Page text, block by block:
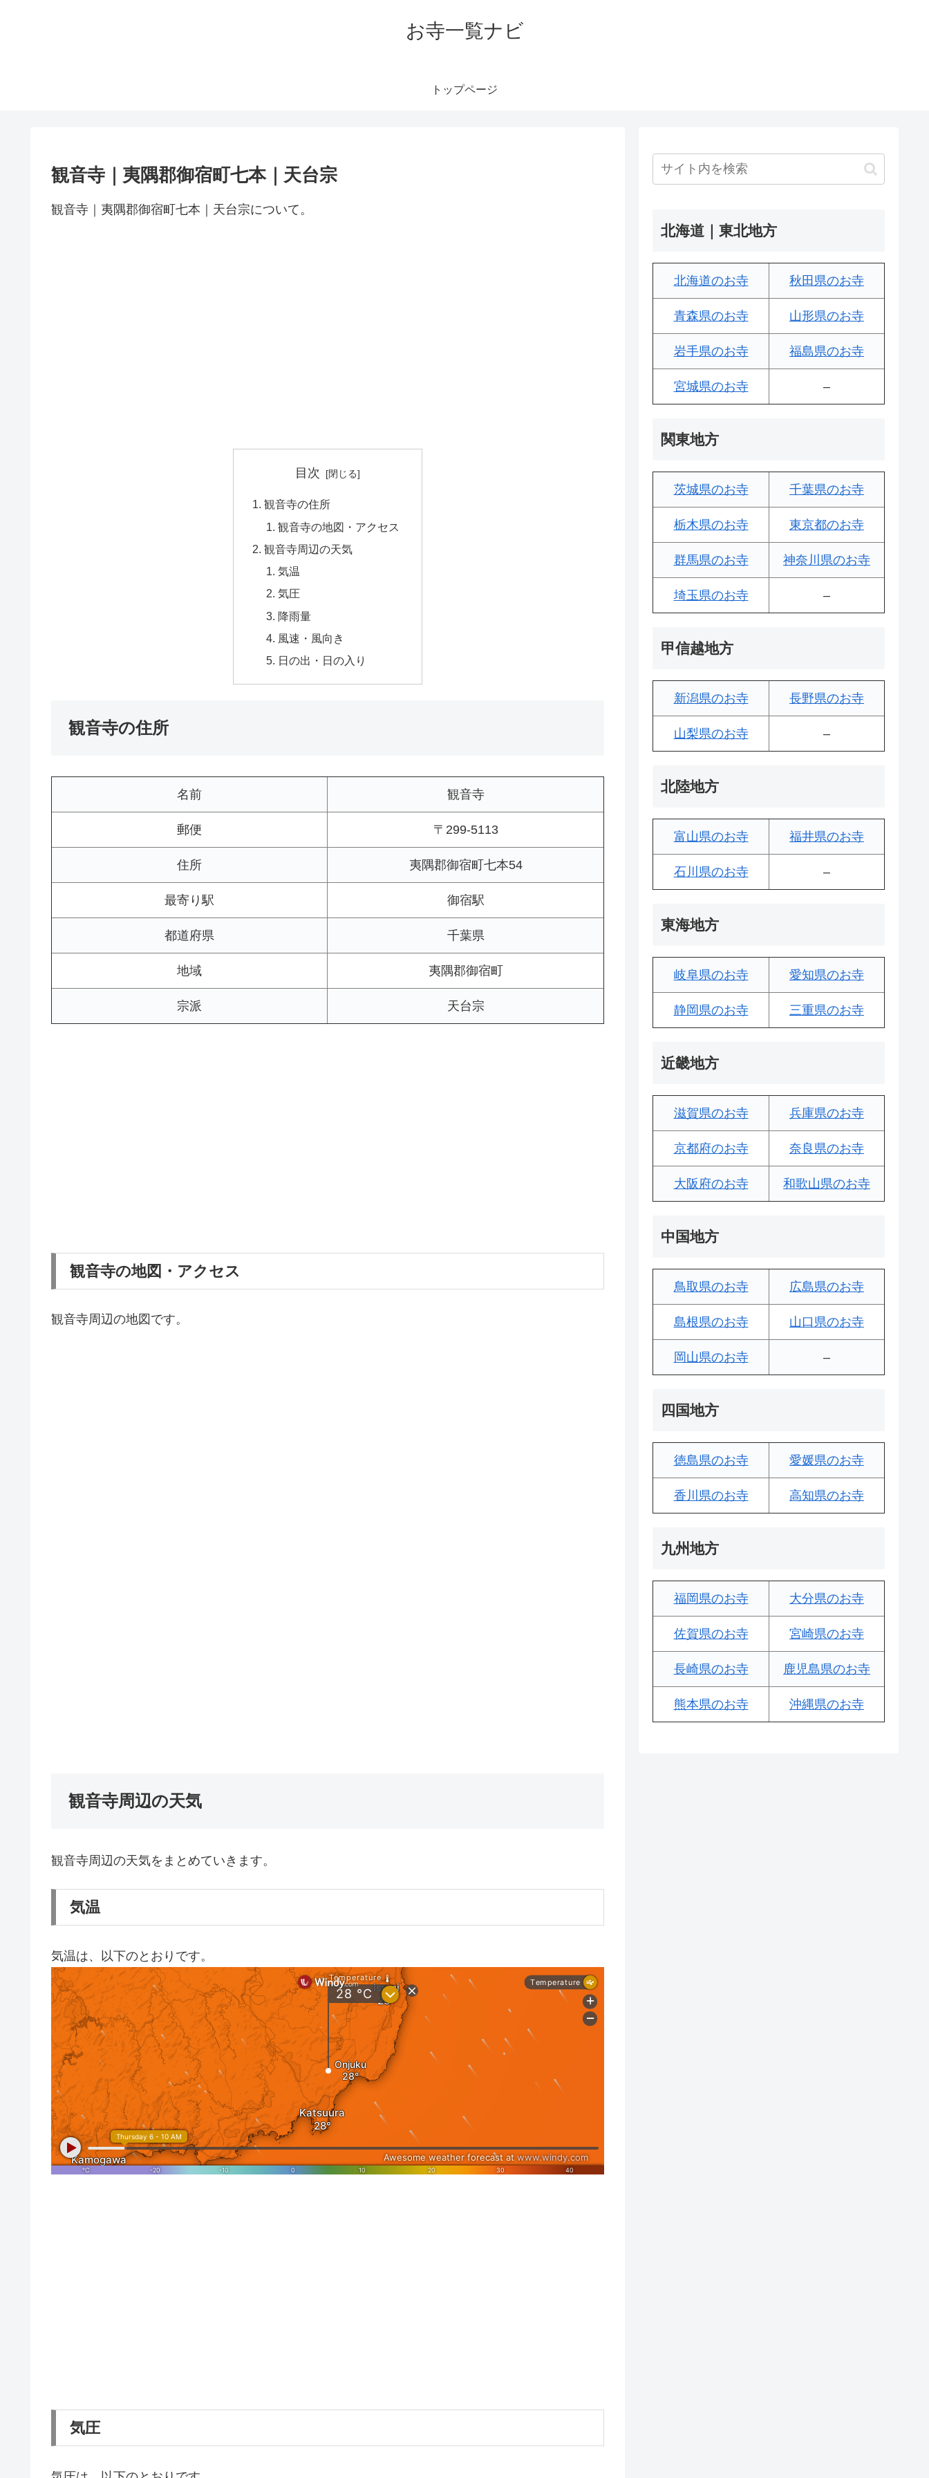
お寺一覧ナビ
トップページ
観音寺｜夷隅郡御宿町七本｜天台宗
観音寺｜夷隅郡御宿町七本｜天台宗について。
目次
観音寺の住所
観音寺の地図・アクセス
観音寺周辺の天気
気温
気圧
降雨量
風速・風向き
日の出・日の入り
観音寺の住所
名前 観音寺
郵便 〒299-5113
住所 夷隅郡御宿町七本54
最寄り駅 御宿駅
都道府県 千葉県
地域 夷隅郡御宿町
宗派 天台宗
観音寺の地図・アクセス
観音寺周辺の地図です。
観音寺周辺の天気
観音寺周辺の天気をまとめていきます。
気温
気温は、以下のとおりです。
気圧
北海道｜東北地方
北海道のお寺 秋田県のお寺
青森県のお寺 山形県のお寺
岩手県のお寺 福島県のお寺
宮城県のお寺 –
関東地方
茨城県のお寺 千葉県のお寺
栃木県のお寺 東京都のお寺
群馬県のお寺 神奈川県のお寺
埼玉県のお寺 –
甲信越地方
新潟県のお寺 長野県のお寺
山梨県のお寺 –
北陸地方
富山県のお寺 福井県のお寺
石川県のお寺 –
東海地方
岐阜県のお寺 愛知県のお寺
静岡県のお寺 三重県のお寺
近畿地方
滋賀県のお寺 兵庫県のお寺
京都府のお寺 奈良県のお寺
大阪府のお寺 和歌山県のお寺
中国地方
鳥取県のお寺 広島県のお寺
島根県のお寺 山口県のお寺
岡山県のお寺 –
四国地方
徳島県のお寺 愛媛県のお寺
香川県のお寺 高知県のお寺
九州地方
福岡県のお寺 大分県のお寺
佐賀県のお寺 宮崎県のお寺
長崎県のお寺 鹿児島県のお寺
熊本県のお寺 沖縄県のお寺